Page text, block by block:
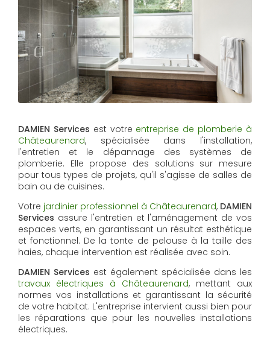
DAMIEN Services est votre entreprise de plomberie à
Châteaurenard, spécialisée dans l'installation,
l'entretien et le dépannage des systèmes de
plomberie. Elle propose des solutions sur mesure
pour tous types de projets, qu'il s'agisse de salles de
bain ou de cuisines.
Votre jardinier professionnel à Châteaurenard, DAMIEN
Services assure l'entretien et l'aménagement de vos
espaces verts, en garantissant un résultat esthétique
et fonctionnel. De la tonte de pelouse à la taille des
haies, chaque intervention est réalisée avec soin.
DAMIEN Services est également spécialisée dans les
travaux électriques à Châteaurenard, mettant aux
normes vos installations et garantissant la sécurité
de votre habitat. L'entreprise intervient aussi bien pour
les réparations que pour les nouvelles installations
électriques.